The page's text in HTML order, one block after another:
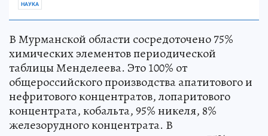
НАУКА
В Мурманской области сосредоточено 75%
химических элементов периодической
таблицы Менделеева. Это 100% от
общероссийского производства апатитового и
нефритового концентратов, лопаритового
концентрата, кобальта, 95% никеля, 8%
железорудного концентрата. В